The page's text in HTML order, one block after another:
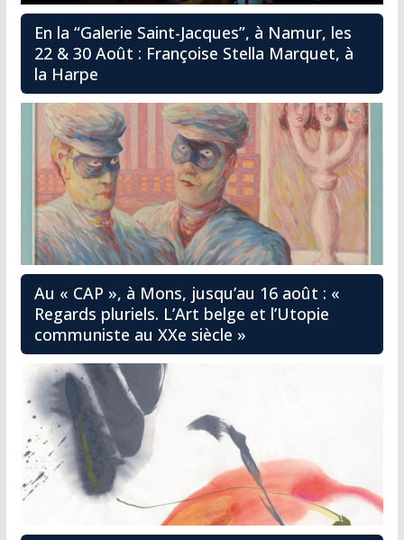
En la “Galerie Saint-Jacques”, à Namur, les
22 & 30 Août : Françoise Stella Marquet, à
la Harpe
Au « CAP », à Mons, jusqu’au 16 août : «
Regards pluriels. L’Art belge et l’Utopie
communiste au XXe siècle »